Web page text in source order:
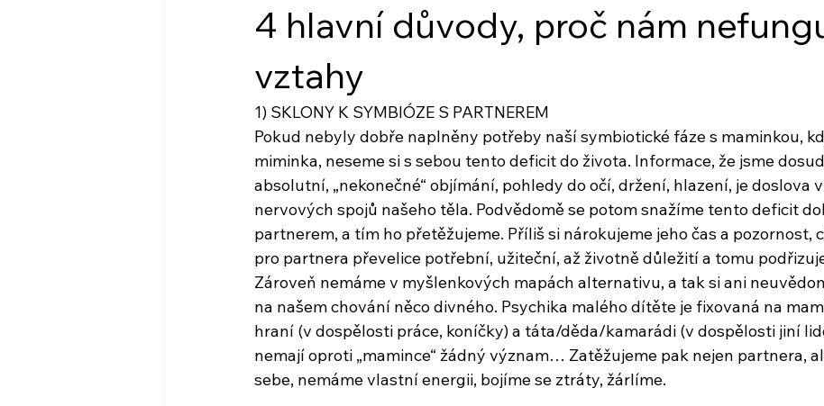
4 hlavní důvody, proč nám
vztahy
1) SKLONY K SYMBIÓZE S PARTNEREM
Pokud nebyly dobře naplněny potřeby naší symbiotické fáze s maminkou,
miminka, neseme si s sebou tento deficit do života. Informace, že jsme
absolutní, „nekonečné“ objímání, pohledy do očí, držení, hlazení, je doslova
nervových spojů našeho těla. Podvědomě se potom snažíme tento deficit
partnerem, a tím ho přetěžujeme. Příliš si nárokujeme jeho čas a pozornost,
pro partnera převelice potřební, užiteční, až životně důležití a tomu
Zároveň nemáme v myšlenkových mapách alternativu, a tak si ani
na našem chování něco divného. Psychika malého dítěte je fixovaná na
hraní (v dospělosti práce, koníčky) a táta/děda/kamarádi (v dospělosti jiní
nemají oproti „mamince“ žádný význam… Zatěžujeme pak nejen partnera,
sebe, nemáme vlastní energii, bojíme se ztráty, žárlíme.